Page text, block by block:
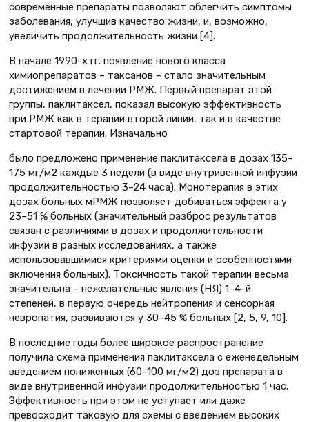
современные препараты позволяют облегчить симптомы
заболевания, улучшив качество жизни, и, возможно,
увеличить продолжительность жизни [4].
В начале 1990-х гг. появление нового класса
химиопрепаратов – таксанов – стало значительным
достижением в лечении РМЖ. Первый препарат этой
группы, паклитаксел, показал высокую эффективность
при РМЖ как в терапии второй линии, так и в качестве
стартовой терапии. Изначально
было предложено применение паклитаксела в дозах 135–
175 мг/м2 каждые 3 недели (в виде внутривенной инфузии
продолжительностью 3–24 часа). Монотерапия в этих
дозах больных мРМЖ позволяет добиваться эффекта у
23–51 % больных (значительный разброс результатов
связан с различиями в дозах и продолжительности
инфузии в разных исследованиях, а также
использовавшимися критериями оценки и особенностями
включения больных). Токсичность такой терапии весьма
значительна – нежелательные явления (НЯ) 1–4-й
степеней, в первую очередь нейтропения и сенсорная
невропатия, развиваются у 30–45 % больных [2, 5, 9, 10].
В последние годы более широкое распространение
получила схема применения паклитаксела с еженедельным
введением пониженных (60–100 мг/м2) доз препарата в
виде внутривенной инфузии продолжительностью 1 час.
Эффективность при этом не уступает или даже
превосходит таковую для схемы с введением высоких